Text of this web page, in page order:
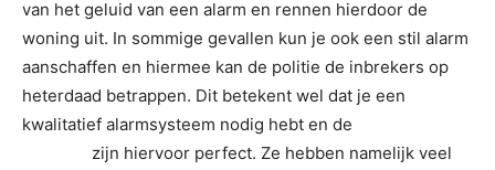
van het geluid van een alarm en rennen hierdoor de
woning uit. In sommige gevallen kun je ook een stil alarm
aanschaffen en hiermee kan de politie de inbrekers op
heterdaad betrappen. Dit betekent wel dat je een
kwalitatief alarmsysteem nodig hebt en de
zijn hiervoor perfect. Ze hebben namelijk veel